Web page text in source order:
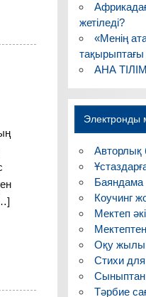
жетіледі?
«Менің
АНА
Электронды
Авторлық
Баяндама
Коучинг
Мектеп
Оқу жылы
Стихи
Тәрбие